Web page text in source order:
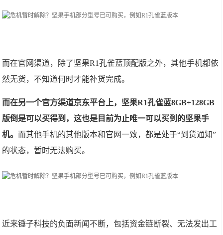
而在官网渠道，除了坚果R1孔雀蓝顶配版之外，其他手机都依
然无货，不知道何时才能补货完成。
而在另一个官方渠道京东平台上，坚果R1孔雀蓝8GB+128GB
版倒是可以买得到，这也是目前为止唯一可以买到的坚果手
机。 而其他手机的其他版本和官网一致，都是处于“到货通知”
的状态，暂时无法购买。
近来锤子科技的负面新闻不断，包括资金链断裂、无法发出工